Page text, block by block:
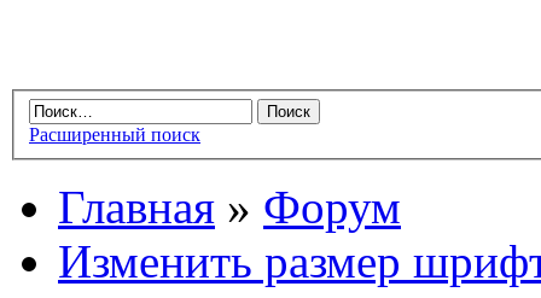
Расширенный поиск
Главная » Форум
Изменить размер